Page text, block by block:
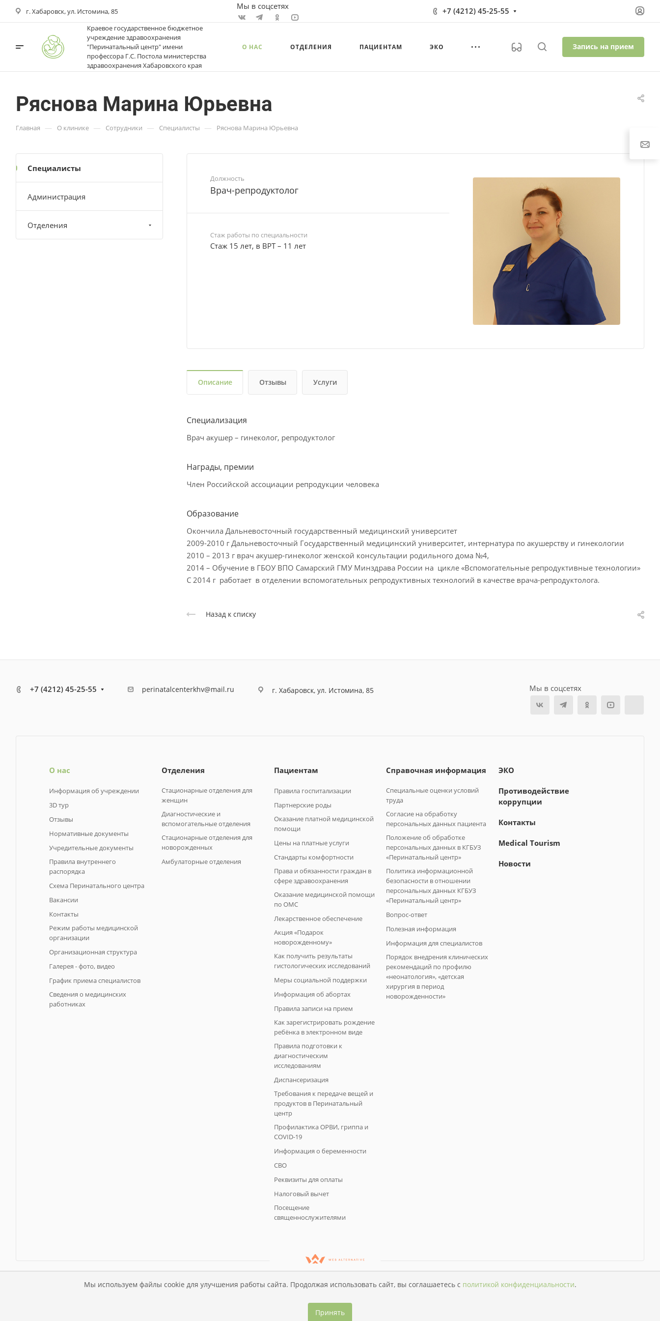
Мы используем файлы cookie для улучшения работы сайта. Продолжая использовать сайт, вы соглашаетесь с политикой конфиденциальности.
Принять
г. Хабаровск, ул. Истомина, 85
Мы в соцсетях +7 (4212) 45-25-55
Краевое государственное бюджетное
учреждение здравоохранения
"Перинатальный центр" имени
профессора Г.С. Постола министерства
здравоохранения Хабаровского края
О НАС ОТДЕЛЕНИЯ ПАЦИЕНТАМ ЭКО Запись на прием
Ряснова Марина Юрьевна
Главная — О клинике — Сотрудники — Специалисты — Ряснова Марина Юрьевна
Должность
Врач-репродуктолог
Стаж работы по специальности
Стаж 15 лет, в ВРТ – 11 лет
Описание Отзывы Услуги
Специализация
Врач акушер – гинеколог, репродуктолог
Награды, премии
Член Российской ассоциации репродукции человека
Образование
Окончила Дальневосточный государственный медицинский университет
2009-2010 г Дальневосточный Государственный медицинский университет, интернатура по акушерству и гинекологии
2010 – 2013 г врач акушер-гинеколог женской консультации родильного дома №4,
2014 – Обучение в ГБОУ ВПО Самарский ГМУ Минздрава России на цикле «Вспомогательные репродуктивные технологии»
С 2014 г работает в отделении вспомогательных репродуктивных технологий в качестве врача-репродуктолога.
Назад к списку
Специалисты
Администрация
Отделения
+7 (4212) 45-25-55 perinatalcenterkhv@mail.ru г. Хабаровск, ул. Истомина, 85 Мы в соцсетях
О нас
Информация об учреждении
3D тур
Отзывы
Нормативные документы
Учредительные документы
Правила внутреннего
распорядка
Схема Перинатального центра
Вакансии
Контакты
Режим работы медицинской
организации
Организационная структура
Галерея - фото, видео
График приема специалистов
Сведения о медицинских
работниках
Отделения
Стационарные отделения для
женщин
Диагностические и
вспомогательные отделения
Стационарные отделения для
новорожденных
Амбулаторные отделения
Пациентам
Правила госпитализации
Партнерские роды
Оказание платной медицинской
помощи
Цены на платные услуги
Стандарты комфортности
Права и обязанности граждан в
сфере здравоохранения
Оказание медицинской помощи
по ОМС
Лекарственное обеспечение
Акция «Подарок
новорожденному»
Как получить результаты
гистологических исследований
Меры социальной поддержки
Информация об абортах
Правила записи на прием
Как зарегистрировать рождение
ребёнка в электронном виде
Правила подготовки к
диагностическим
исследованиям
Диспансеризация
Требования к передаче вещей и
продуктов в Перинатальный
центр
Профилактика ОРВИ, гриппа и
COVID-19
Информация о беременности
СВО
Реквизиты для оплаты
Налоговый вычет
Посещение
священнослужителями
Справочная информация
Специальные оценки условий
труда
Согласие на обработку
персональных данных пациента
Положение об обработке
персональных данных в КГБУЗ
«Перинатальный центр»
Политика информационной
безопасности в отношении
персональных данных КГБУЗ
«Перинатальный центр»
Вопрос-ответ
Полезная информация
Информация для специалистов
Порядок внедрения клинических
рекомендаций по профилю
«неонатология», «детская
хирургия в период
новорожденности»
ЭКО
Противодействие
коррупции
Контакты
Medical Tourism
Новости